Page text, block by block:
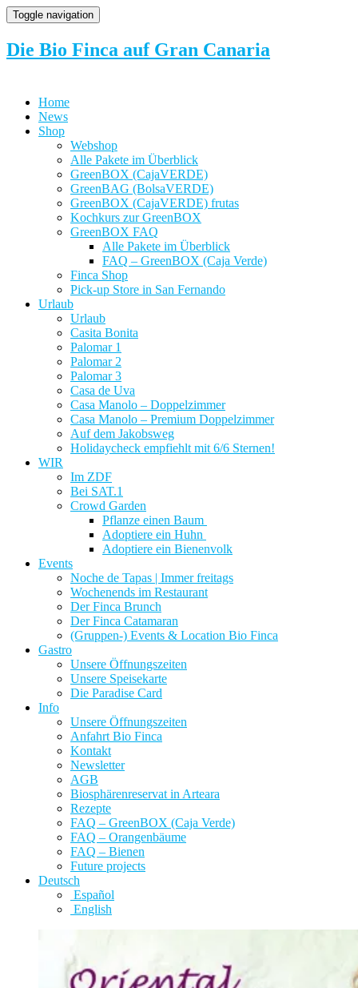
Toggle navigation
Die Bio Finca auf Gran Canaria
Home
News
Shop
Webshop
Alle Pakete im Überblick
GreenBOX (CajaVERDE)
GreenBAG (BolsaVERDE)
GreenBOX (CajaVERDE) frutas
Kochkurs zur GreenBOX
GreenBOX FAQ
Alle Pakete im Überblick
FAQ – GreenBOX (Caja Verde)
Finca Shop
Pick-up Store in San Fernando
Urlaub
Urlaub
Casita Bonita
Palomar 1
Palomar 2
Palomar 3
Casa de Uva
Casa Manolo – Doppelzimmer
Casa Manolo – Premium Doppelzimmer
Auf dem Jakobsweg
Holidaycheck empfiehlt mit 6/6 Sternen!
WIR
Im ZDF
Bei SAT.1
Crowd Garden
Pflanze einen Baum
Adoptiere ein Huhn
Adoptiere ein Bienenvolk
Events
Noche de Tapas | Immer freitags
Wochenends im Restaurant
Der Finca Brunch
Der Finca Catamaran
(Gruppen-) Events & Location Bio Finca
Gastro
Unsere Öffnungszeiten
Unsere Speisekarte
Die Paradise Card
Info
Unsere Öffnungszeiten
Anfahrt Bio Finca
Kontakt
Newsletter
AGB
Biosphärenreservat in Arteara
Rezepte
FAQ – GreenBOX (Caja Verde)
FAQ – Orangenbäume
FAQ – Bienen
Future projects
Deutsch
Español
English